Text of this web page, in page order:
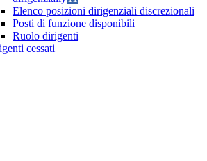
Elenco posizioni dirigenziali discrezionali
Posti di funzione disponibili
Ruolo dirigenti
cessati